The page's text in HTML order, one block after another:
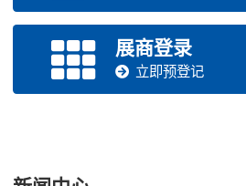
展商登录
立即预登记